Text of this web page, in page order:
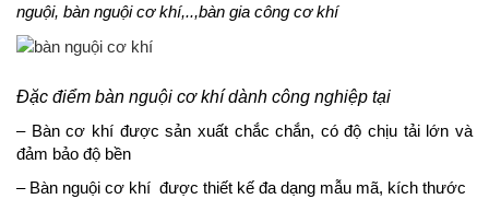
nguội, bàn nguội cơ khí,..,bàn gia công cơ khí
Đặc điểm bàn nguội cơ khí dành công nghiệp tại
– Bàn cơ khí được sản xuất chắc chắn, có độ chịu tải lớn và
đảm bảo độ bền
– Bàn nguội cơ khí được thiết kế đa dạng mẫu mã, kích thước